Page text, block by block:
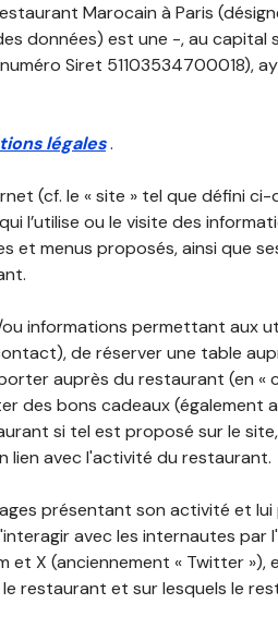
Marocain à Paris
données) est une -, au capital
Siret 51103534700018),
légales.
(cf. le « site » tel que défini
l’utilise ou le visite des
et menus proposés, ainsi que
informations permettant aux
de réserver une table
auprès du restaurant (en «
des bons cadeaux (également
si tel est proposé sur le
lien avec l'activité du restaurant.
présentant son activité et
avec les internautes par
et X (anciennement « Twitter »),
restaurant et sur lesquels le